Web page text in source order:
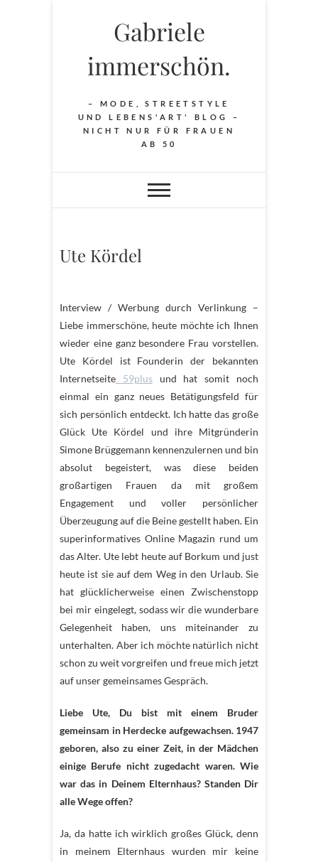
Gabriele
immerschön.
– MODE, STREETSTYLE
UND LEBENS'ART' BLOG –
NICHT NUR FÜR FRAUEN
AB 50
Ute Kördel
Interview / Werbung durch Verlinkung –
Liebe immerschöne, heute möchte ich Ihnen
wieder eine ganz besondere Frau vorstellen.
Ute Kördel ist Founderin der bekannten
Internetseite 59plusund hat somit noch
einmal ein ganz neues Betätigungsfeld für
sich persönlich entdeckt. Ich hatte das große
Glück Ute Kördel und ihre Mitgründerin
Simone Brüggemann kennenzulernen und bin
absolut begeistert, was diese beiden
großartigen Frauen da mit großem
Engagement und voller persönlicher
Überzeugung auf die Beine gestellt haben. Ein
superinformatives Online Magazin rund um
das Alter. Ute lebt heute auf Borkum und just
heute ist sie auf dem Weg in den Urlaub. Sie
hat glücklicherweise einen Zwischenstopp
bei mir eingelegt, sodass wir die wunderbare
Gelegenheit haben, uns miteinander zu
unterhalten. Aber ich möchte natürlich nicht
schon zu weit vorgreifen und freue mich jetzt
auf unser gemeinsames Gespräch.
Liebe Ute, Du bist mit einem Bruder
gemeinsam in Herdecke aufgewachsen. 1947
geboren, also zu einer Zeit, in der Mädchen
einige Berufe nicht zugedacht waren. Wie
war das in Deinem Elternhaus? Standen Dir
alle Wege offen?
Ja, da hatte ich wirklich großes Glück, denn
in meinem Elternhaus wurden mir keine